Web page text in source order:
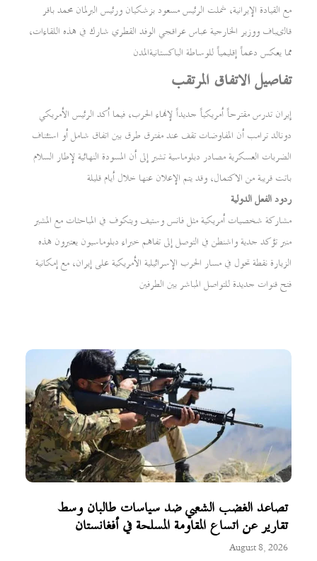
تصاعد الغضب الشعبي ضد سياسات طالبان وسط
تقارير عن اتساع المقاومة المسلحة في أفغانستان
August 8, 2026
مع القيادة الإيرانية، شملت الرئيس مسعود بزشكيان ورئيس البرلمان محمد باقر
قالیباف ووزير الخارجية عباس عراقجي الوفد القطري شارك في هذه اللقاءات،
مما يعكس دعماً إقليمياً للوساطة الباكستانيةالمدن
تفاصيل الاتفاق المرتقب
إيران تدرس مقترحاً أمريكياً جديداً لإنهاء الحرب، فيما أكد الرئيس الأمريكي
دونالد ترامب أن المفاوضات تقف عند مفترق طرق بين اتفاق شامل أو استئناف
الضربات العسكرية مصادر دبلوماسية تشير إلى أن المسودة النهائية لإطار السلام
باتت قريبة من الاكتمال، وقد يتم الإعلان عنها خلال أيام قليلة
ردود الفعل الدولية
مشاركة شخصيات أمريكية مثل فانس وستيف ويتكوف في المباحثات مع المشير
منير تؤكد جدية واشنطن في التوصل إلى تفاهم خبراء دبلوماسيون يعتبرون هذه
الزيارة نقطة تحول في مسار الحرب الإسرائيلية الأمريكية على إيران، مع إمكانية
فتح قنوات جديدة للتواصل المباشر بين الطرفين